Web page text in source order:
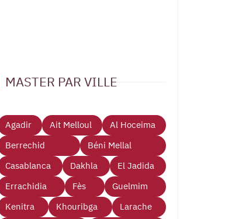
MASTER PAR VILLE
Agadir Ait Melloul
Al Hoceima
Berrechid
Béni Mellal
Casablanca
Dakhla
El Jadida
Errachidia
Fès
Guelmim
Kenitra
Khouribga
Larache